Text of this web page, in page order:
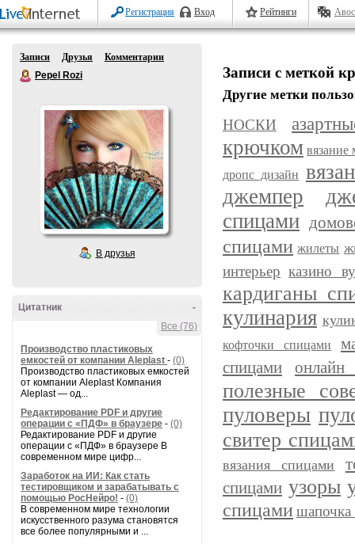
Регистрация Вход Рейтинги
Записи Друзья
Комментарии
Pepel Rozi
В друзья
-
Цитатник
Все (76)
Производство пластиковых
емкостей от компании Aleplast - (0)
Производство пластиковых емкостей
от компании Aleplast Компания
Aleplast — од...
Редактирование PDF и другие
операции с «ПДФ» в браузере - (0)
Редактирование PDF и другие
операции с «ПДФ» в браузере В
современном мире цифр...
Заработок на ИИ: Как стать
тестировщиком и зарабатывать с
помощью РосНейро! - (0)
В современном мире технологии
искусственного разума становятся
все более популярными и ...
Записи с меткой
Другие метки
НОСКИ
крючком
дропс дизайн
джемпер
спицами
спицами жилеты
интерьер казино
кардиганы
кулинария
кофточки спицами
спицами
онлайн
полезные
пуловеры
свитер
вязания спицами
спицами узоры
спицамишапочка